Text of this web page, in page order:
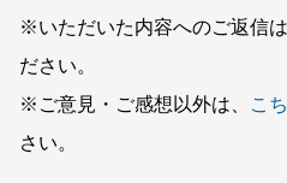
※いただいた内容へのご返信
ださい。
※ご意見・ご感想以外は、
こ
さい。